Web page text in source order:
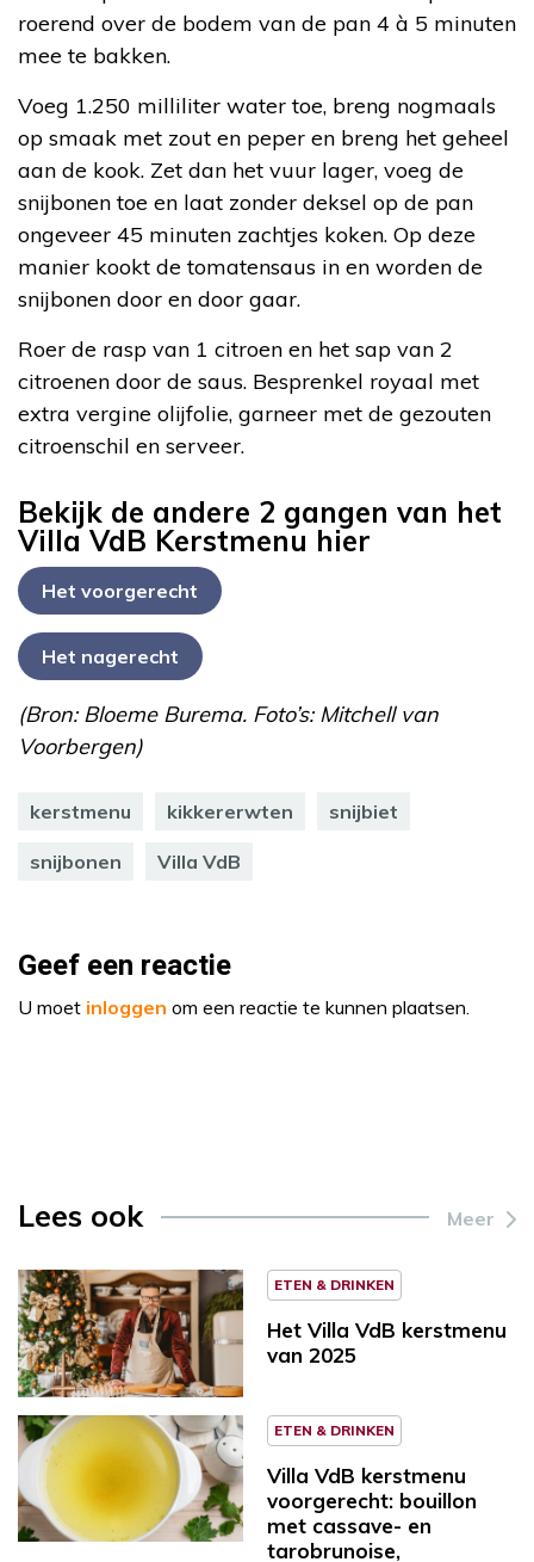
roerend over de bodem van de pan 4 à 5 minuten
mee te bakken.
Voeg 1.250 milliliter water toe, breng nogmaals
op smaak met zout en peper en breng het geheel
aan de kook. Zet dan het vuur lager, voeg de
snijbonen toe en laat zonder deksel op de pan
ongeveer 45 minuten zachtjes koken. Op deze
manier kookt de tomatensaus in en worden de
snijbonen door en door gaar.
Roer de rasp van 1 citroen en het sap van 2
citroenen door de saus. Besprenkel royaal met
extra vergine olijfolie, garneer met de gezouten
citroenschil en serveer.
Bekijk de andere 2 gangen van het
Villa VdB Kerstmenu hier
Het voorgerecht
Het nagerecht
(Bron: Bloeme Burema. Foto’s: Mitchell van
Voorbergen)
kerstmenu kikkererwten snijbiet
snijbonen Villa VdB
Geef een reactie
U moet inloggen om een reactie te kunnen plaatsen.
Lees ook Meer
ETEN & DRINKEN
Het Villa VdB kerstmenu
van 2025
ETEN & DRINKEN
Villa VdB kerstmenu
voorgerecht: bouillon
met cassave- en
tarobrunoise,